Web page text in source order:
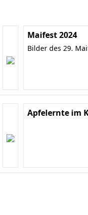
Maifest 2024
Bilder des 29.
Apfelernte im